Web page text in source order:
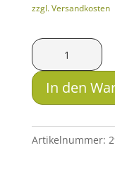
zzgl. Versandkosten
Aimsport
Neoprenschutz
T5/T6
Menge
In den
Artikelnummer: